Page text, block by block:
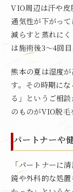
VIO周辺は汗や皮
通気性が下がっ
減らすと蒸れに
は施術後3〜4回
熊本の夏は湿度
す。その時期に
る」というご相
のものがVIO脱毛
パートナーや
「パートナーに
鏡や外科的な処